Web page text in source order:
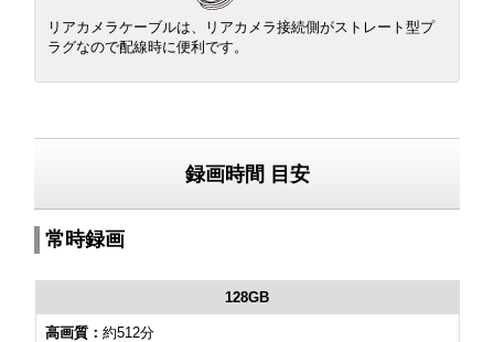
リアカメラケーブルは、リアカメラ接続側がストレート型プ
ラグなので配線時に便利です。
録画時間 目安
常時録画
128GB
約512分